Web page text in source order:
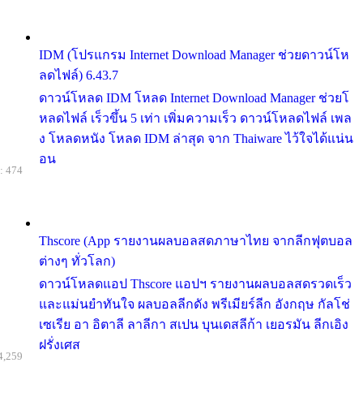
IDM (โปรแกรม Internet Download Manager ช่วยดาวน์โห
ลดไฟล์) 6.43.7
ดาวน์โหลด IDM โหลด Internet Download Manager ช่วยโ
หลดไฟล์ เร็วขึ้น 5 เท่า เพิ่มความเร็ว ดาวน์โหลดไฟล์ เพล
ง โหลดหนัง โหลด IDM ล่าสุด จาก Thaiware ไว้ใจได้แน่น
อน
Thscore (App รายงานผลบอลสดภาษาไทย จากลีกฟุตบอล
ต่างๆ ทั่วโลก)
ดาวน์โหลดแอป Thscore แอปฯ รายงานผลบอลสดรวดเร็ว
และแม่นยำทันใจ ผลบอลลีกดัง พรีเมียร์ลีก อังกฤษ กัลโช่
เซเรีย อา อิตาลี ลาลีกา สเปน บุนเดสลีก้า เยอรมัน ลีกเอิง
ฝรั่งเศส
474